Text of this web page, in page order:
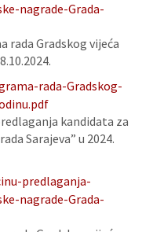
nagrade-Grada-
rada Gradskog vijeća
rada-Gradskog-
kandidata za
Sarajeva” u 2024.
predlaganja-
nagrade-Grada-